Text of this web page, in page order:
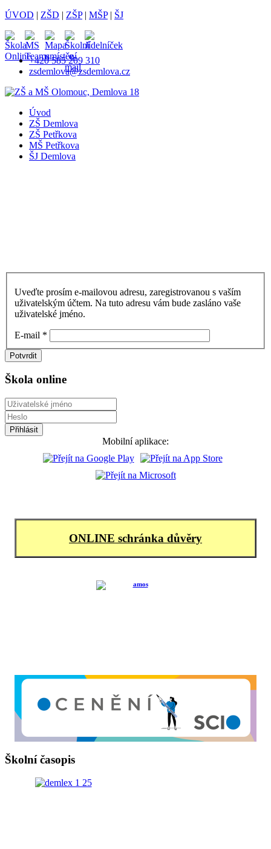
ÚVOD | ZŠD | ZŠP| MŠP| ŠJ
+420 585 209 310
zsdemlova@zsdemlova.cz
Úvod
ZŠ Demlova
ZŠ Petřkova
MŠ Petřkova
ŠJ Demlova
Uveďte prosím e-mailovou adresu, zaregistrovanou s vaším
uživatelským účtem. Na tuto adresu vám bude zasláno vaše
uživatelské jméno.
E-mail *
Potvrdit
Škola online
Mobilní aplikace:
ONLINE schránka důvěry
Školní časopis